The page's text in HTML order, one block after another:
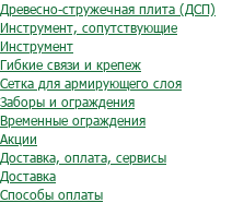
Древесно-стружечная плита (ДСП)
Инструмент, сопутствующие
Инструмент
Гибкие связи и крепеж
Сетка для армирующего слоя
Заборы и ограждения
Временные ограждения
Акции
Доставка, оплата, сервисы
Доставка
Способы оплаты